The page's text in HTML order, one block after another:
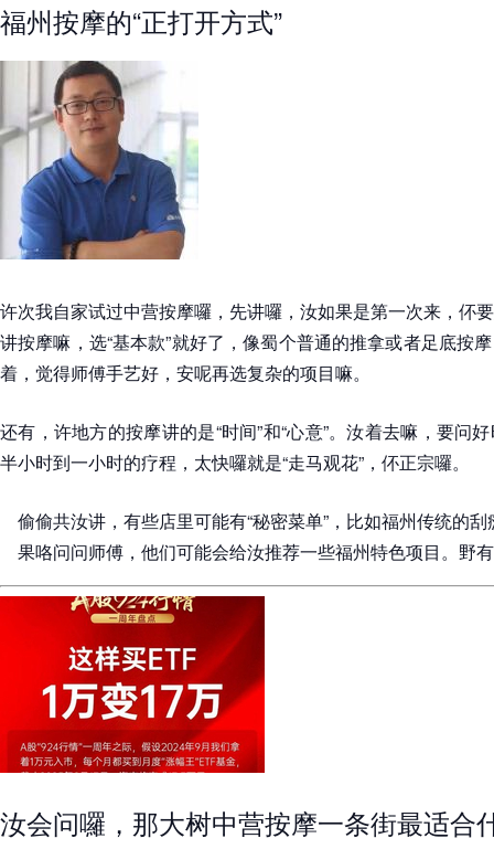
福州按摩的“正打开方式”
许次我自家试过中营按摩囉，先讲囉，汝如果是第一次来，伓
讲按摩嘛，选“基本款”就好了，像蜀个普通的推拿或者足底按
着，觉得师傅手艺好，安呢再选复杂的项目嘛。
还有，许地方的按摩讲的是“时间”和“心意”。汝着去嘛，要问
半小时到一小时的疗程，太快囉就是“走马观花”，伓正宗囉。
偷偷共汝讲，有些店里可能有“秘密菜单”，比如福州传统的
果咯问问师傅，他们可能会给汝推荐一些福州特色项目。野
汝会问囉，那大树中营按摩一条街最适合